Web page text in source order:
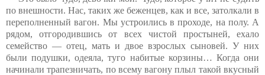
по внешности. Нас, таких же беженцев, как и все, затолкали в
переполненный вагон. Мы устроились в проходе, на полу. А
рядом, отгородившись от всех чистой простыней, ехало
семейство — отец, мать и двое взрослых сыновей. У них
были подушки, одеяла, туго набитые корзины… Когда они
начинали трапезничать, по всему вагону плыл такой вкусный